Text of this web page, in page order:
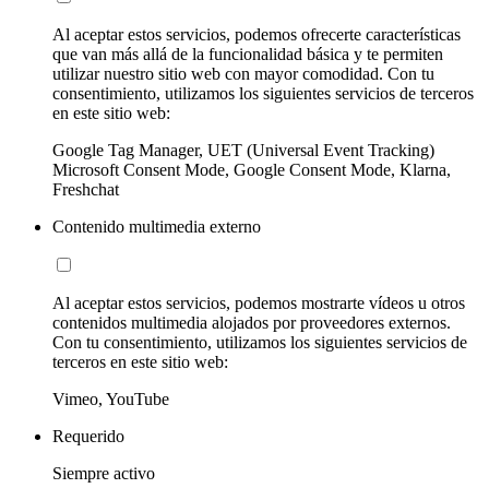
Al aceptar estos servicios, podemos ofrecerte características
que van más allá de la funcionalidad básica y te permiten
utilizar nuestro sitio web con mayor comodidad. Con tu
consentimiento, utilizamos los siguientes servicios de terceros
en este sitio web:
Google Tag Manager, UET (Universal Event Tracking)
Microsoft Consent Mode, Google Consent Mode, Klarna,
Freshchat
Contenido multimedia externo
Al aceptar estos servicios, podemos mostrarte vídeos u otros
contenidos multimedia alojados por proveedores externos.
Con tu consentimiento, utilizamos los siguientes servicios de
terceros en este sitio web:
Vimeo, YouTube
Requerido
Siempre activo